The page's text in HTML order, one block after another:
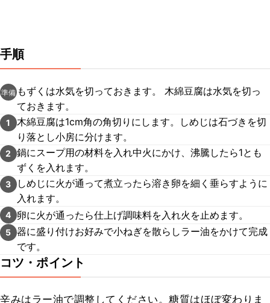
手順
準備 もずくは水気を切っておきます。 木綿豆腐は水気を切っ
ておきます。
1
木綿豆腐は1cm角の角切りにします。しめじは石づきを切
り落とし小房に分けます。
2
鍋にスープ用の材料を入れ中火にかけ、沸騰したら1とも
ずくを入れます。
3
しめじに火が通って煮立ったら溶き卵を細く垂らすように
入れます。
4 卵に火が通ったら仕上げ調味料を入れ火を止めます。
5 器に盛り付けお好みで小ねぎを散らしラー油をかけて完成
です。
コツ・ポイント
辛みはラー油で調整してください。糖質はほぼ変わりま